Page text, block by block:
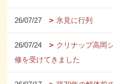
26/07/27 氷見に行列
26/07/24
クリナップ高岡
修を受けてきました